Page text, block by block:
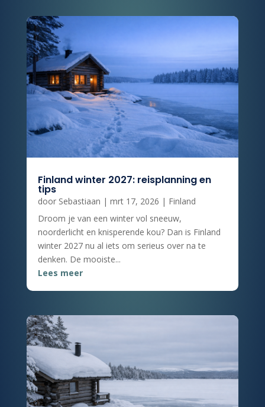
Finland winter 2027: reisplanning en
tips
door Sebastiaan | mrt 17, 2026 | Finland
Droom je van een winter vol sneeuw,
noorderlicht en knisperende kou? Dan is Finland
winter 2027 nu al iets om serieus over na te
denken. De mooiste...
Lees meer